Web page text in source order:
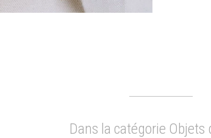
Dans la catégorie Objets